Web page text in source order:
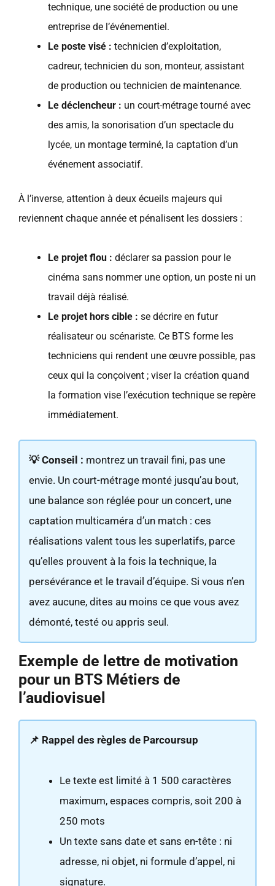
technique, une société de production ou une
entreprise de l’événementiel.
Le poste visé : technicien d’exploitation,
cadreur, technicien du son, monteur, assistant
de production ou technicien de maintenance.
Le déclencheur : un court-métrage tourné avec
des amis, la sonorisation d’un spectacle du
lycée, un montage terminé, la captation d’un
événement associatif.
À l’inverse, attention à deux écueils majeurs qui
reviennent chaque année et pénalisent les dossiers :
Le projet flou : déclarer sa passion pour le
cinéma sans nommer une option, un poste ni un
travail déjà réalisé.
Le projet hors cible : se décrire en futur
réalisateur ou scénariste. Ce BTS forme les
techniciens qui rendent une œuvre possible, pas
ceux qui la conçoivent ; viser la création quand
la formation vise l’exécution technique se repère
immédiatement.
💡 Conseil : montrez un travail fini, pas une
envie. Un court-métrage monté jusqu’au bout,
une balance son réglée pour un concert, une
captation multicaméra d’un match : ces
réalisations valent tous les superlatifs, parce
qu’elles prouvent à la fois la technique, la
persévérance et le travail d’équipe. Si vous n’en
avez aucune, dites au moins ce que vous avez
démonté, testé ou appris seul.
Exemple de lettre de motivation
pour un BTS Métiers de
l’audiovisuel
📌 Rappel des règles de Parcoursup
Le texte est limité à 1 500 caractères
maximum, espaces compris, soit 200 à
250 mots
Un texte sans date et sans en-tête : ni
adresse, ni objet, ni formule d’appel, ni
signature.